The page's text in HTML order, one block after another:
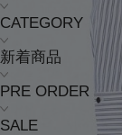
CATEGORY
新着商品
PRE ORDER
SALE